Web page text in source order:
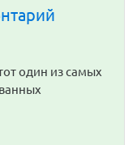
один из самых